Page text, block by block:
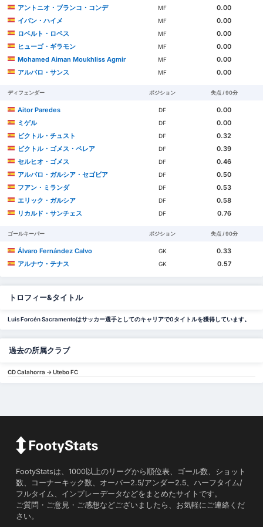
アントニオ・ブランコ・コンデ
MF
0.00
イバン・ハイメ
MF
0.00
ロベルト・ロペス
MF
0.00
ヒューゴ・ギラモン
MF
0.00
Mohamed Aiman Moukhliss Agmir
MF
0.00
アルバロ・サンス
MF 0.00
ディフェンダー ポジション 失点 / 90分
Aitor Paredes DF
0.00
ミゲル
DF
0.00
ビクトル・チュスト
DF
0.32
ビクトル・ゴメス・ペレア
DF
0.39
セルヒオ・ゴメス
DF
0.46
アルバロ・ガルシア・セゴビア
DF
0.50
フアン・ミランダ
DF
0.53
エリック・ガルシア
DF
0.58
リカルド・サンチェス
DF 0.76
ゴールキーパー ポジション 失点 / 90分
Álvaro Fernández Calvo GK
0.33
アルナウ・テナス
GK 0.57
トロフィー&タイトル
Luis Forcén Sacramentoはサッカー選手としてのキャリアで0タイトルを獲得しています。
過去の所属クラブ
CD Calahorra -> Utebo FC
FootyStatsは、1000以上のリーグから順位表、ゴール数、ショット
数、コーナーキック数、オーバー2.5/アンダー2.5、ハーフタイム/
フルタイム、インプレーデータなどをまとめたサイトです。
ご質問・ご意見・ご感想などございましたら、お気軽にご連絡くだ
さい。